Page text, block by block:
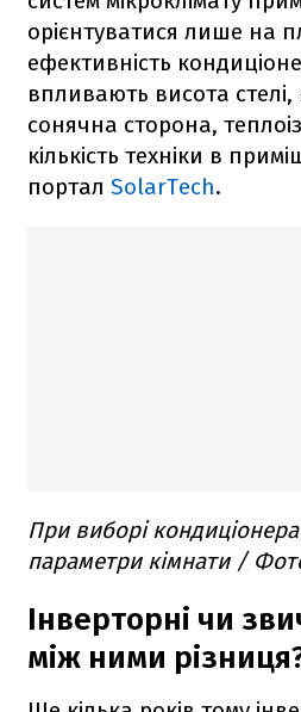
орієнтуватися лише на
ефективність
впливають висота стелі,
сонячна сторона,
кількість техніки в
портал SolarTech.
При виборі
параметри кімнати /
Інверторні чи
між ними